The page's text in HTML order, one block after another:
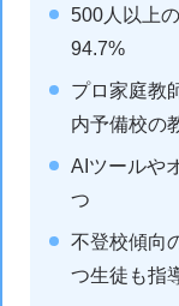
500人以上
94.7%
プロ家庭教
内予備校の
AIツールや
つ
不登校傾向
つ生徒も指